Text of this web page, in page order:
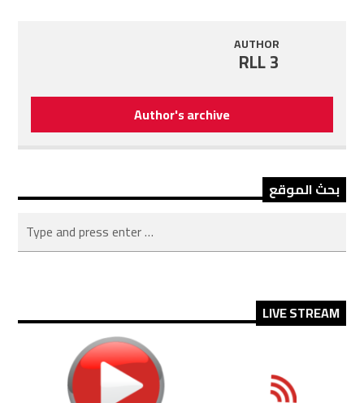
AUTHOR
RLL 3
Author's archive
بحث الموقع
LIVE STREAM